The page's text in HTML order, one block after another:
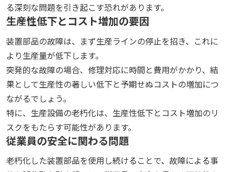
る深刻な問題を引き起こす恐れがあります。
生産性低下とコスト増加の要因
装置部品の故障は、まず生産ラインの停止を招き、これに
より生産量が低下します。
突発的な故障の場合、修理対応に時間と費用がかかり、結
果として生産性の著しい低下と予期せぬコストの増加につ
ながるでしょう。
特に、生産設備の老朽化は、生産性低下とコスト増加のリ
スクをもたらす可能性があります。
従業員の安全に関わる問題
老朽化した装置部品を使用し続けることで、故障による事